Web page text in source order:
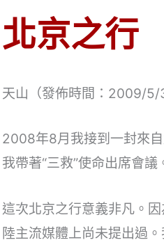
北京之行
天山（發佈時間：2009/5/3
2008年8月我接到一封來
我帶著“三救”使命出席會議
這次北京之行意義非凡。
陸主流媒體上尚未提出過